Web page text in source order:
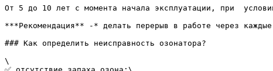
От 5 до 10 лет с момента начала эксплуатации, при
***Рекомендация** -* делать перерыв в работе через
### Как определить неисправность озонатора?
\